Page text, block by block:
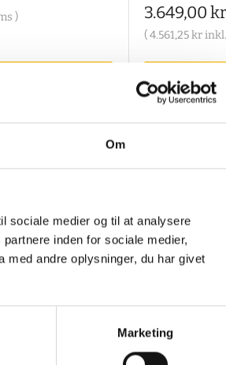
Om
sociale medier og til at analysere
inden for sociale medier,
med andre oplysninger, du har givet
Marketing
) Salgspris
3.649,00 kr
(4.561,25 krinkl.
Tilføj
kreditkort, EAN